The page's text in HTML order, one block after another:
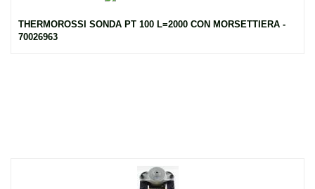
THERMOROSSI SONDA PT 100 L=2000 CON MORSETTIERA -
70026963